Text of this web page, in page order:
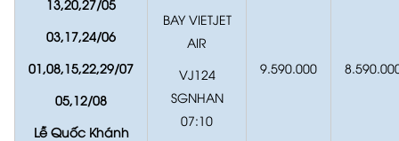
13,20,27/05
03,17,24/06
01,08,15,22,29/07
05,12/08
Lễ Quốc Khánh
BAY VIETJET
AIR
VJ124
SGNHAN
07:10
9.590.000